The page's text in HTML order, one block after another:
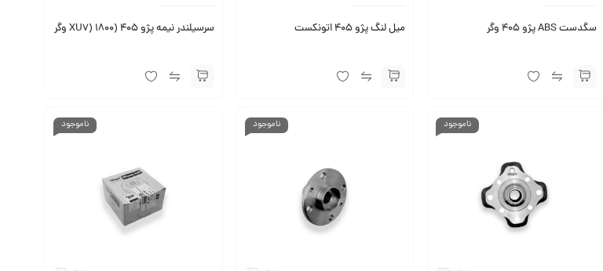
سگدست ABS پژو 405 وگر میل لنگ پژو 405 اتونکست سرسیلندر نیمه پژو 405 (XU7) 1800 وگر
ناموجود ناموجود ناموجود